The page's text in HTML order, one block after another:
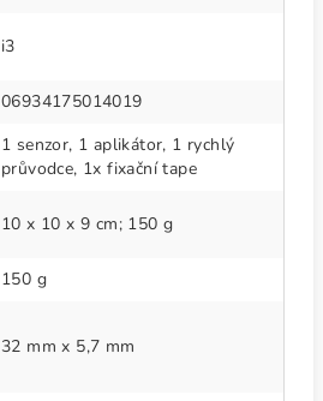
i3
06934175014019
1 senzor, 1 aplikátor, 1 rychlý
průvodce, 1x fixační tape
10 x 10 x 9 cm; 150 g
150 g
32 mm x 5,7 mm